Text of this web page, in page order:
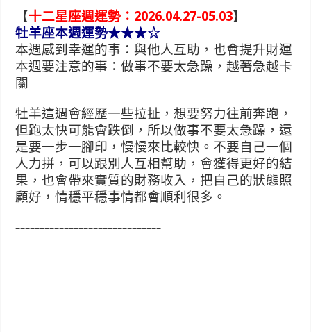
【十二星座週運勢：2026.04.27-05.03】
牡羊座本週運勢★★★☆
本週感到幸運的事：與他人互助，也會提升財運
本週要注意的事：做事不要太急躁，越著急越卡
關
牡羊這週會經歷一些拉扯，想要努力往前奔跑，
但跑太快可能會跌倒，所以做事不要太急躁，還
是要一步一腳印，慢慢來比較快。不要自己一個
人力拼，可以跟別人互相幫助，會獲得更好的結
果，也會帶來實質的財務收入，把自己的狀態照
顧好，情穩平穩事情都會順利很多。
==============================